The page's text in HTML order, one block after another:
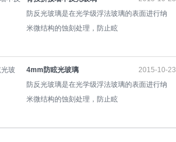
防反光玻璃是在光学级浮法玻璃的表面进行纳
米微结构的蚀刻处理，防止眩
4mm防眩光玻璃
防反光玻璃是在光学级浮法玻璃的表面进行纳
米微结构的蚀刻处理，防止眩
2015-10-23